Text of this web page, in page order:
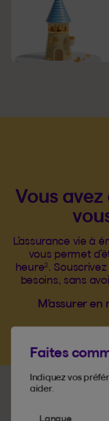
Vous
L’assurance vie à
vous permet
heure2.
besoins, sans
M’assurer
Faites
Indiquez vos
aider.
Langue